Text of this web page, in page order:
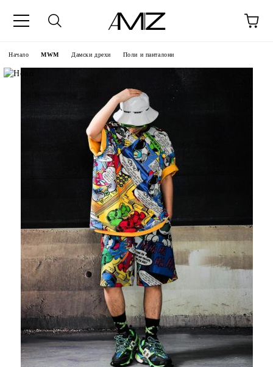
Начало MWM Дамски дрехи Поли и панталони